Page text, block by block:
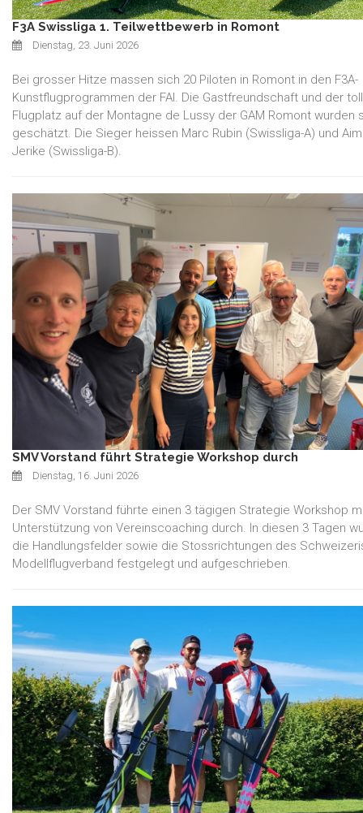
F3A Swissliga 1. Teilwettbewerb in Romont
Dienstag, 23. Juni 2026
Bei grosser Hitze massen sich 20 Piloten in Romont in den F3A-
Kunstflugprogrammen der FAI. Die Gastfreundschaft und der
Flugplatz auf der Montagne de Lussy der GAM Romont wurden
geschätzt. Die Sieger heissen Marc Rubin (Swissliga-A) und
Jerike (Swissliga-B).
SMV Vorstand führt Strategie Workshop durch
Dienstag, 16. Juni 2026
Der SMV Vorstand führte einen 3 tägigen Strategie Workshop
Unterstützung von Vereinscoaching durch. In diesen 3 Tagen
die Handlungsfelder sowie die Stossrichtungen des
Modellflugverband festgelegt und aufgeschrieben.